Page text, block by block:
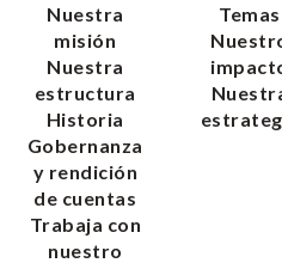
Nuestra
misión
Nuestra
estructura
Historia
Gobernanza
y rendición
de cuentas
Trabaja con
nuestro
Temas